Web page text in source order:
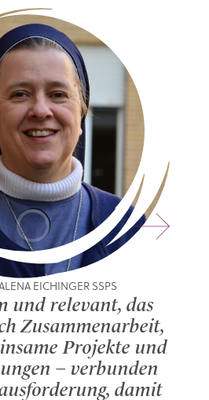
EICHINGER SSPS
und relevant, das
Zusammenarbeit,
Projekte und
– verbunden
damit